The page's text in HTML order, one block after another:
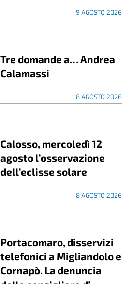
9 AGOSTO 2026
Tre domande a… Andrea
Calamassi
8 AGOSTO 2026
Calosso, mercoledì 12
agosto l’osservazione
dell’eclisse solare
8 AGOSTO 2026
Portacomaro, disservizi
telefonici a Migliandolo e
Cornapò. La denuncia